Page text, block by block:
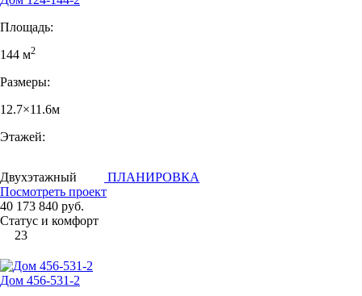
Площадь:
144 м2
Размеры:
12.7×11.6м
Этажей:
Двухэтажный
ПЛАНИРОВКА
Посмотреть проект
40 173 840 руб.
Статус и комфорт
23
Дом 456-531-2